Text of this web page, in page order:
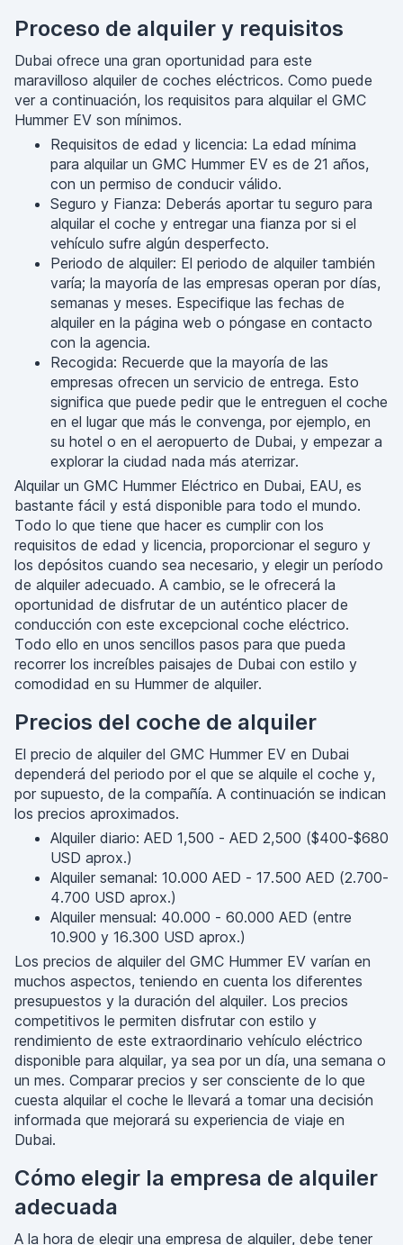
Proceso de alquiler y requisitos
Dubai ofrece una gran oportunidad para este
maravilloso alquiler de coches eléctricos. Como puede
ver a continuación, los requisitos para alquilar el GMC
Hummer EV son mínimos.
Requisitos de edad y licencia: La edad mínima
para alquilar un GMC Hummer EV es de 21 años,
con un permiso de conducir válido.
Seguro y Fianza: Deberás aportar tu seguro para
alquilar el coche y entregar una fianza por si el
vehículo sufre algún desperfecto.
Periodo de alquiler: El periodo de alquiler también
varía; la mayoría de las empresas operan por días,
semanas y meses. Especifique las fechas de
alquiler en la página web o póngase en contacto
con la agencia.
Recogida: Recuerde que la mayoría de las
empresas ofrecen un servicio de entrega. Esto
significa que puede pedir que le entreguen el coche
en el lugar que más le convenga, por ejemplo, en
su hotel o en el aeropuerto de Dubai, y empezar a
explorar la ciudad nada más aterrizar.
Alquilar un GMC Hummer Eléctrico en Dubai, EAU, es
bastante fácil y está disponible para todo el mundo.
Todo lo que tiene que hacer es cumplir con los
requisitos de edad y licencia, proporcionar el seguro y
los depósitos cuando sea necesario, y elegir un período
de alquiler adecuado. A cambio, se le ofrecerá la
oportunidad de disfrutar de un auténtico placer de
conducción con este excepcional coche eléctrico.
Todo ello en unos sencillos pasos para que pueda
recorrer los increíbles paisajes de Dubai con estilo y
comodidad en su Hummer de alquiler.
Precios del coche de alquiler
El precio de alquiler del GMC Hummer EV en Dubai
dependerá del periodo por el que se alquile el coche y,
por supuesto, de la compañía. A continuación se indican
los precios aproximados.
Alquiler diario: AED 1,500 - AED 2,500 ($400-$680
USD aprox.)
Alquiler semanal: 10.000 AED - 17.500 AED (2.700-
4.700 USD aprox.)
Alquiler mensual: 40.000 - 60.000 AED (entre
10.900 y 16.300 USD aprox.)
Los precios de alquiler del GMC Hummer EV varían en
muchos aspectos, teniendo en cuenta los diferentes
presupuestos y la duración del alquiler. Los precios
competitivos le permiten disfrutar con estilo y
rendimiento de este extraordinario vehículo eléctrico
disponible para alquilar, ya sea por un día, una semana o
un mes. Comparar precios y ser consciente de lo que
cuesta alquilar el coche le llevará a tomar una decisión
informada que mejorará su experiencia de viaje en
Dubai.
Cómo elegir la empresa de alquiler
adecuada
A la hora de elegir una empresa de alquiler, debe tener